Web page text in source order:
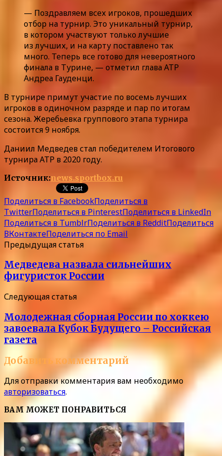
— Поздравляем всех игроков, прошедших
отбор на турнир. Это уникальный турнир,
в котором участвуют только лучшие
из лучших, и на карту поставлено так
много. Теперь все готово для невероятного
финала в Турине, — отметил глава АТР
Андреа Гауденци.
В турнире примут участие по восемь лучших
игроков в одиночном разряде и пар по итогам
сезона. Жеребьевка группового этапа турнира
состоится 9 ноября.
Даниил Медведев стал победителем Итогового
турнира АТР в 2020 году.
Источник:news.sportbox.ru
Поделиться в FacebookПоделиться в
TwitterПоделиться в PinterestПоделиться в LinkedIn
Поделиться в TumblrПоделиться в RedditПоделиться
ВКонтактеПоделиться по Email
Предыдущая статья
Медведева назвала сильнейших
фигуристок России
Следующая статья
Молодежная сборная России по хоккею
завоевала Кубок Будущего – Российская
газета
Добавить комментарий
Для отправки комментария вам необходимо
авторизоваться.
ВАМ МОЖЕТ ПОНРАВИТЬСЯ